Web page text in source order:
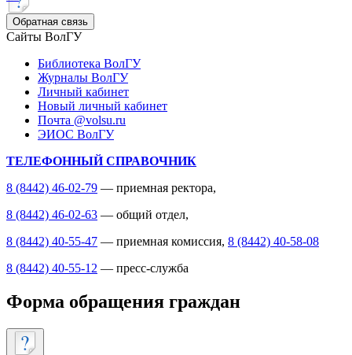
Обратная связь
Сайты ВолГУ
Библиотека ВолГУ
Журналы ВолГУ
Личный кабинет
Новый личный кабинет
Почта @volsu.ru
ЭИОС ВолГУ
ТЕЛЕФОННЫЙ СПРАВОЧНИК
8 (8442) 46-02-79 — приемная ректора,
8 (8442) 46-02-63 — общий отдел,
8 (8442) 40-55-47 — приемная комиссия, 8 (8442) 40-58-08
8 (8442) 40-55-12 — пресс-служба
Форма обращения граждан